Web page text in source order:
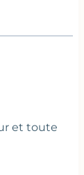
et toute